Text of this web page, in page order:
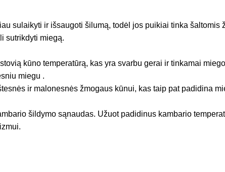
sulaikyti ir išsaugoti šilumą, todėl jos puikiai tinka
sutrikdyti miegą.
kūno temperatūrą, kas yra svarbu gerai ir tinkamai
miegu .
ir malonesnės žmogaus kūnui, kas taip pat padidina
šildymo sąnaudas. Užuot padidinus kambario